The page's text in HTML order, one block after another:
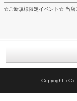
☆ご新規様限定イベント☆ 当店
Copyright（C